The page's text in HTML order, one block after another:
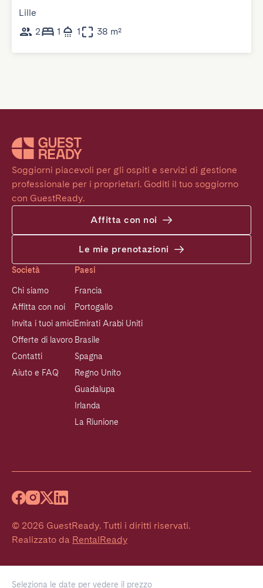
Seleziona le date per vedere il prezzo
Lille
2
1 1 38 m²
Soggiorni piacevoli per gli ospiti e servizi di gestione
professionale per i proprietari. Goditi il tuo soggiorno
con GuestReady.
Affitta con noi
Le mie prenotazioni
Società
Chi siamo
Affitta con noi
Invita i tuoi amici
Offerte di lavoro
Contatti
Aiuto e FAQ
Paesi
Francia
Portogallo
Emirati Arabi Uniti
Brasile
Spagna
Regno Unito
Guadalupa
Irlanda
La Riunione
© 2026 GuestReady. Tutti i diritti riservati.
Realizzato da RentalReady